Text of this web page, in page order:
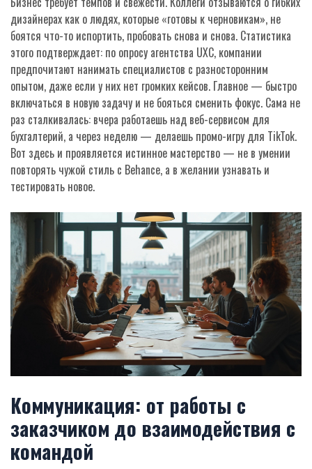
дизайнерах как о людях, которые «готовы к черновикам», не
боятся что-то испортить, пробовать снова и снова. Статистика
этого подтверждает: по опросу агентства UXC, компании
предпочитают нанимать специалистов с разносторонним
опытом, даже если у них нет громких кейсов. Главное — быстро
включаться в новую задачу и не бояться сменить фокус. Сама не
раз сталкивалась: вчера работаешь над веб-сервисом для
бухгалтерий, а через неделю — делаешь промо-игру для TikTok.
Вот здесь и проявляется истинное мастерство — не в умении
повторять чужой стиль с Behance, а в желании узнавать и
тестировать новое.
Коммуникация: от работы с
заказчиком до взаимодействия с
командой